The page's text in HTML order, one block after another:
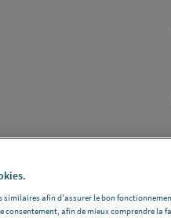
similaires afin d'assurer le bon
afin de mieux comprendre la